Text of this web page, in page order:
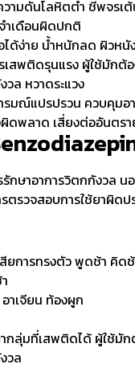
วามดันโลหิตต่ำ ชีพจรเต้
ำเดือนผิดปกติ
ด้ง่าย น้ำหนักลด ผิวหนั
เสพติดรุนแรง ผู้ใช้มักต้
วล หวาดระแวง
รมณ์แปรปรวน ควบคุม
ดพลาด เสี่ยงต่ออันตรา
กษาอาการวิตกกังวล
ตรวจสอบการใช้ยาผิดป
ยการทรงตัว พูดช้า คิด
าเจียน ท้องผูก
กลุ่มที่เสพติดได้ ผู้ใช้มั
วล